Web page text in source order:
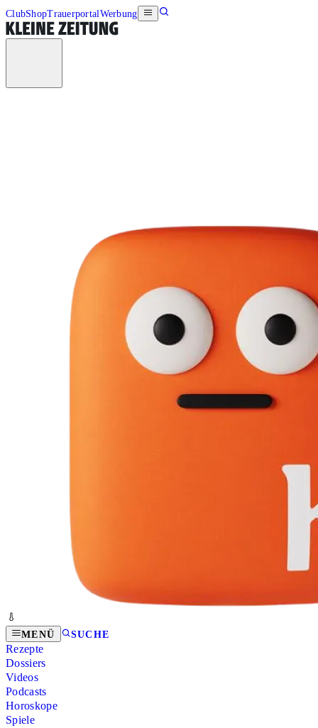
ClubShopTrauerportalWerbung
MENÜ SUCHE
Rezepte
Dossiers
Videos
Podcasts
Horoskope
Spiele